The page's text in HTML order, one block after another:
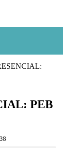
PEB